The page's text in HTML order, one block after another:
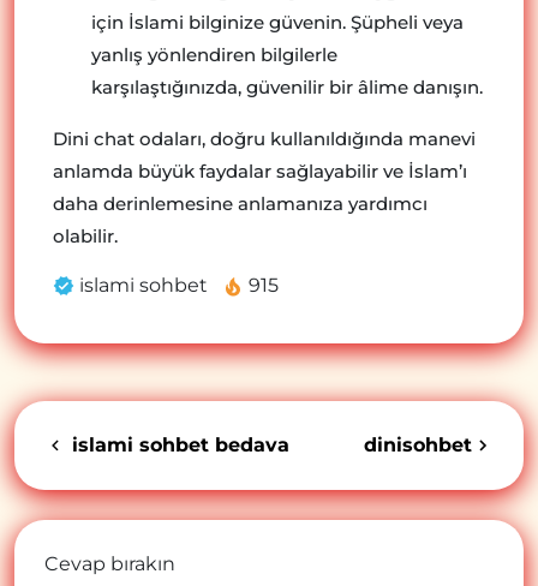
için İslami bilginize güvenin. Şüpheli veya
yanlış yönlendiren bilgilerle
karşılaştığınızda, güvenilir bir âlime danışın.
Dini chat odaları, doğru kullanıldığında manevi
anlamda büyük faydalar sağlayabilir ve İslam’ı
daha derinlemesine anlamanıza yardımcı
olabilir.
islami sohbet 915
islami sohbet bedava dinisohbet
Cevap bırakın